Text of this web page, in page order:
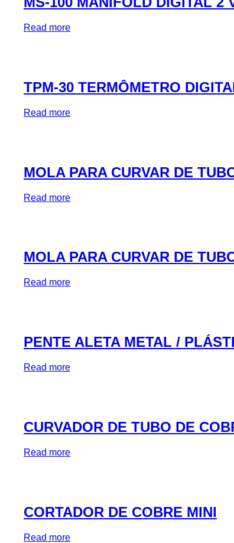
Read more
TPM-30 TERMÔMETRO
Read more
MOLA PARA CURVAR DE
Read more
MOLA PARA CURVAR DE
Read more
PENTE ALETA METAL /
Read more
CURVADOR DE TUBO DE
Read more
CORTADOR DE COBRE MINI
Read more